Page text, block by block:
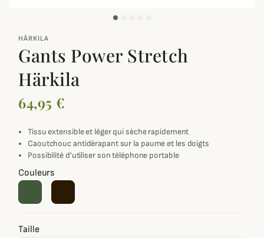
HÄRKILA
Gants Power Stretch
Härkila
64,95 €
Tissu extensible et léger qui sèche rapidement
Caoutchouc antidérapant sur la paume et les doigts
Possibilité d'utiliser son téléphone portable
Couleurs
Taille